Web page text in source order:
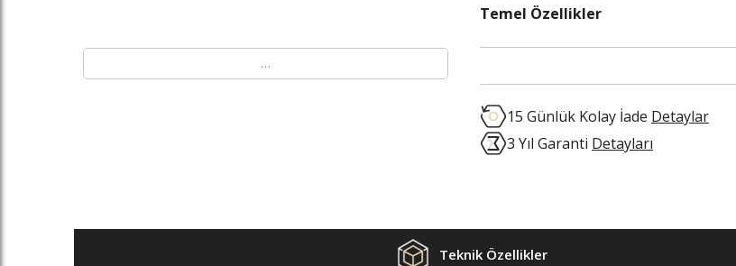
…
Temel Özellikler
15 Günlük Kolay İade Detaylar
3 Yıl Garanti Detayları
Teknik Özellikler